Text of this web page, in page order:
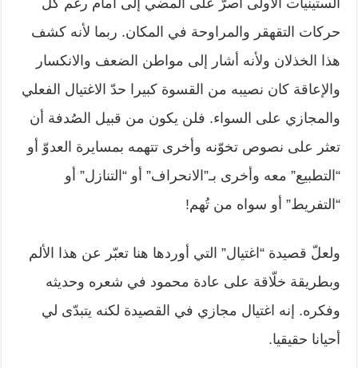
الستينيات الأولى أصرّ على المضي إلى أمام رغم كل
حركات التقهقر والمراوحة في المكان. ربما لأنه كشف
هذا الخذلان ولأنه أشار إلى مواطن الضعف والانكسار
والإعاقة كان نصيبه من القسوة كبيرا حدّ الاغتيال الفعلي
والمجازي على السواء. فلن يكون من قبيل الصُدفة أن
تعثر على نصوص تخوّنه وأخرى تتهمه بمسايرة العدوّ أو
“التطبيع” معه وأخرى بـ”الانحراف” أو “التنازل” أو
“التفريط” أو سواه من تُهم!
ولعلّ قصيدة “اغتيال” التي أوردها هنا تعبّر عن هذا الألم
وبطريقة خلّاقة على عادة محمود في شعره وحديثه
وفكره. إنه اغتيال مجازي في القصيدة لكنه يتبدّى لي
أحيانا حقيقيا.